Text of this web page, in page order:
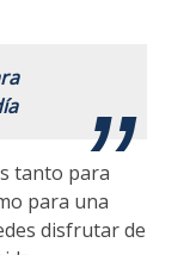
tanto para
para una
disfrutar de